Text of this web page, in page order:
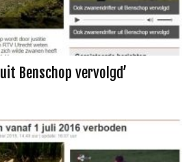
Benschop vervolgd’